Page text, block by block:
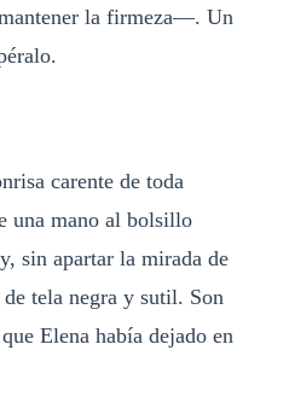
la firmeza—. Un
carente de toda
una mano al bolsillo
sin apartar la mirada de
tela negra y sutil. Son
Elena había dejado en